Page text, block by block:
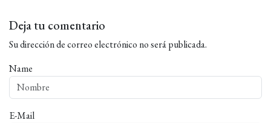
Deja tu comentario
Su dirección de correo electrónico no será publicada.
Name
E-Mail